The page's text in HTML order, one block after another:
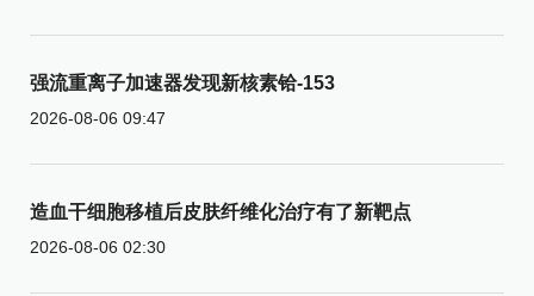
强流重离子加速器发现新核素铪-153
2026-08-06 09:47
造血干细胞移植后皮肤纤维化治疗有了新靶点
2026-08-06 02:30